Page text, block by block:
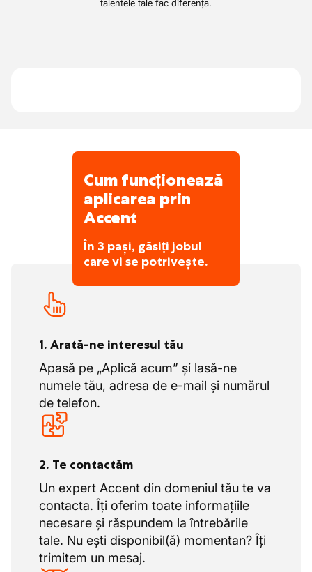
talentele tale fac diferența.
Cum funcționează
aplicarea prin
Accent
În 3 pași, găsiți jobul
care vi se potrivește.
1. Arată-ne interesul tău
Apasă pe „Aplică acum” și lasă-ne
numele tău, adresa de e-mail și numărul
de telefon.
2. Te contactăm
Un expert Accent din domeniul tău te va
contacta. Îți oferim toate informațiile
necesare și răspundem la întrebările
tale. Nu ești disponibil(ă) momentan? Îți
trimitem un mesaj.